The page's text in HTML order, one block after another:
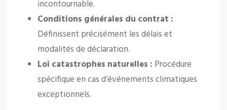
incontournable.
Conditions générales du contrat :
Définissent précisément les délais et
modalités de déclaration.
Loi catastrophes naturelles : Procédure
spécifique en cas d’événements climatiques
exceptionnels.